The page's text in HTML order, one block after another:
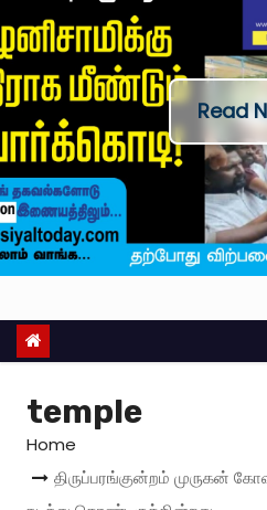
Read
temple
Home
திருப்பரங்குன்றம் முருகன்